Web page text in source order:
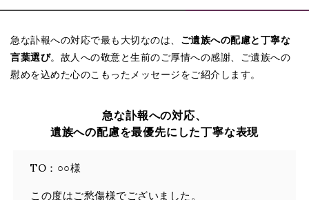
急な訃報への対応で最も大切なのは、 ご遺族への配慮と丁寧な
言葉選び。故人への敬意と生前のご厚情への感謝、ご遺族への
慰めを込めた心のこもったメッセージをご紹介します。
急な訃報への対応、
遺族への配慮を最優先にした丁寧な表現
TO：○○様
この度はご愁傷様でございました。